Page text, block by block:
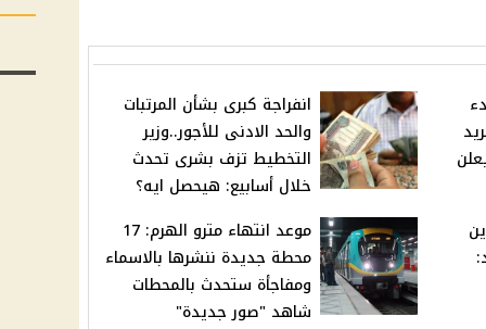
انفراجة كبرى بشأن المرتبات
والحد الادنى للأجور..وزير
التخطيط تزف بشرى تحدث
خلال أسابيع: هيحصل ايه؟
موعد انتهاء مترو الهرم: 17
محطة جديدة ننشرها بالاسماء
ومفاجأة ستحدث بالمحطات
شاهد "صور جديدة"